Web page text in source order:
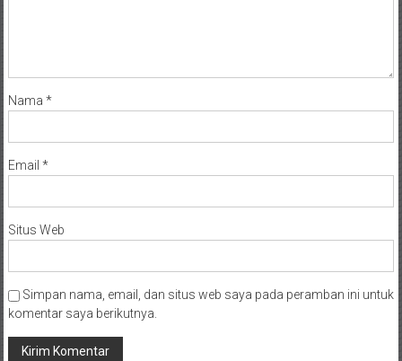
Nama *
Email *
Situs Web
Simpan nama, email, dan situs web saya pada peramban ini untuk
komentar saya berikutnya.